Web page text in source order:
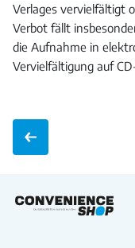
Verlages vervielfältigt
Verbot fällt
die Aufnahme in
Vervielfältigung auf